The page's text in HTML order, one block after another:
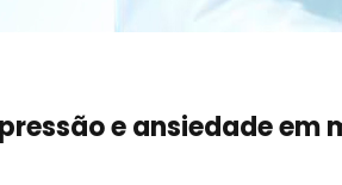
e ansiedade em